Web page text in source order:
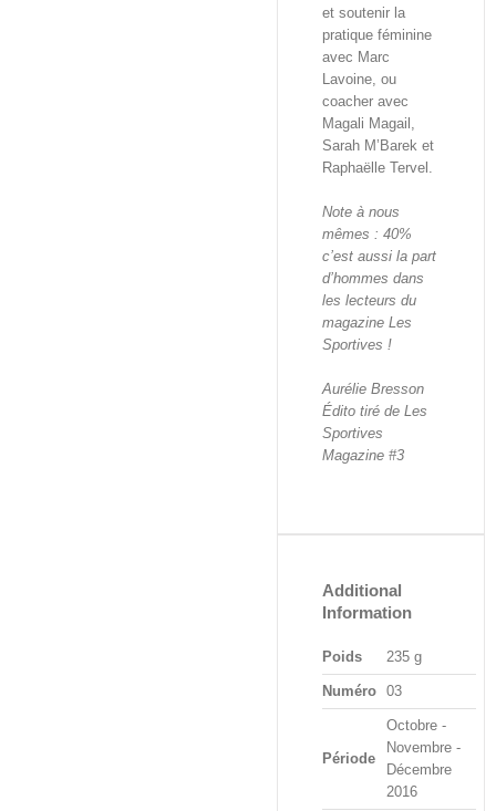
et soutenir la
pratique féminine
avec Marc
Lavoine, ou
coacher avec
Magali Magail,
Sarah M’Barek et
Raphaëlle Tervel.
Note à nous
mêmes : 40%
c’est aussi la part
d’hommes dans
les lecteurs du
magazine Les
Sportives !
Aurélie Bresson
Édito tiré de Les
Sportives
Magazine #3
Additional
Information
Poids 235 g
Numéro 03
Période
Octobre -
Novembre -
Décembre
2016